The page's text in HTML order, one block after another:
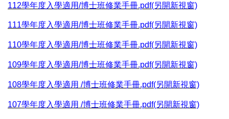
112學年度入學適用/博士班修業手冊.pdf(另開新視窗)
111學年度入學適用/博士班修業手冊.pdf(另開新視窗)
110學年度入學適用/博士班修業手冊.pdf(另開新視窗)
109學年度入學適用/博士班修業手冊.pdf(另開新視窗)
108學年度入學適用 /博士班修業手冊.pdf(另開新視窗)
107學年度入學適用 /博士班修業手冊.pdf(另開新視窗)